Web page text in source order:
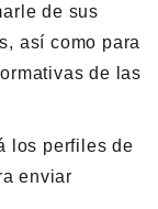
de sus
así como para
de las
los perfiles de
enviar